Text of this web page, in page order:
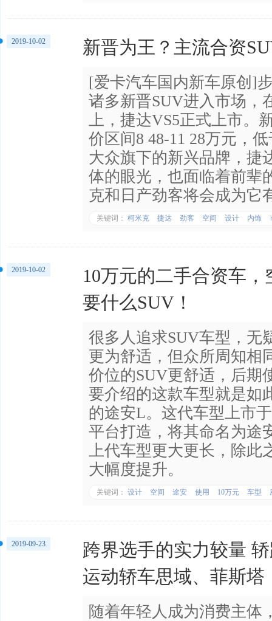
新晋为王？主流合资
[爱卡汽车国内新车原创]
诸多新晋SUV进入市场，
上，捷达VS5正式上市。
价区间8 48-11 28万元，
大众旗下的新兴品牌，捷
体的眼光，也面临着前辈
克和日产劲客将会成为它
关键词： 柯米克 捷达 劲客 空间 设计 内饰
2019-10-02
10万元的二手合资车
要什么SUV！
很多人追求SUV车型，无
更为舒适，但众所周知相
价位的SUV更舒适，后期
要介绍的这款车型就是如
的途安L。这代车型上市
平台打造，将其命名为途
上代车型更大更长，除此
大幅度提升。
关键词： 设计 空间 途安 使用 10万元 车型
2019-10-02
跨界选手的实力较量
运动轿车思域、菲斯塔
随着年轻人成为消费主体
2019-09-23